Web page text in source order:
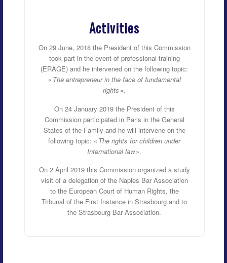
Activities
On 29 June, 2018 the President of this Commission
took part in the event of professional training
(ERAGE) and he intervened on the following topic:
« The entrepreneur in the face of fundamental
rights ».
On 24 January 2019 the President of this
Commission participated in Paris in the General
States of the Family and he will intervene on the
following topic: « The rights for children under
International law».
On 2 April 2019 this Commission organized a study
visit of a delegation of the Naples Bar Association
to the European Court of Human Rights, the
Tribunal of the First Instance in Strasbourg and to
the Strasbourg Bar Association.